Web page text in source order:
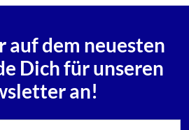
auf dem neuesten
Dich für unseren
an!